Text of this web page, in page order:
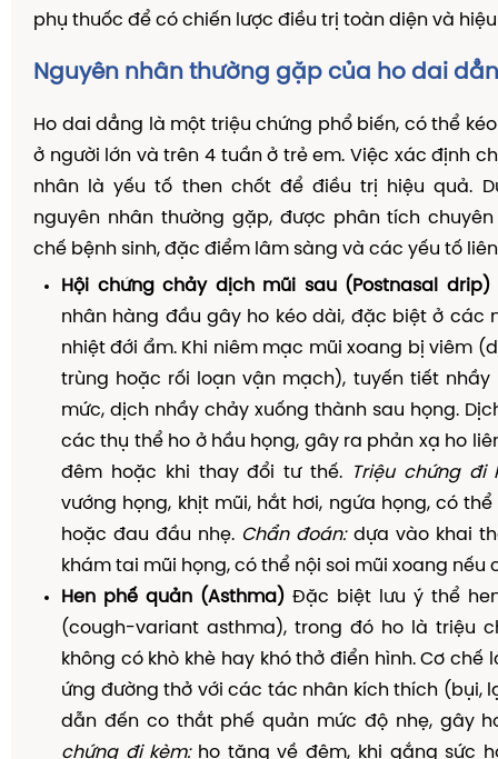
phụ thuốc để có chiến lược điều trị toàn diện và
Nguyên nhân thường gặp của ho dai
Ho dai dẳng là một triệu chứng phổ biến, có thể
ở người lớn và trên 4 tuần ở trẻ em. Việc xác định
nhân là yếu tố then chốt để điều trị hiệu quả.
nguyên nhân thường gặp, được phân tích
chế bệnh sinh, đặc điểm lâm sàng và các yếu tố
Hội chứng chảy dịch mũi sau (Postnasal drip)
nhân hàng đầu gây ho kéo dài, đặc biệt ở các
nhiệt đới ẩm. Khi niêm mạc mũi xoang bị viêm
trùng hoặc rối loạn vận mạch), tuyến tiết
mức, dịch nhầy chảy xuống thành sau họng.
các thụ thể ho ở hầu họng, gây ra phản xạ ho
đêm hoặc khi thay đổi tư thế.
Triệu chứng đi
vướng họng, khịt mũi, hắt hơi, ngứa họng, có
hoặc đau đầu nhẹ. Chẩn đoán:dựa vào khai
khám tai mũi họng, có thể nội soi mũi xoang nếu
Hen phế quản (Asthma) Đặc biệt lưu ý thể
(cough-variant asthma), trong đó ho là triệu
không có khò khè hay khó thở điển hình. Cơ chế
ứng đường thở với các tác nhân kích thích (bụi,
dẫn đến co thắt phế quản mức độ nhẹ, gây
chứng đi kèm:ho tăng về đêm, khi gắng sức